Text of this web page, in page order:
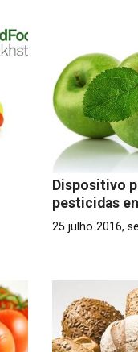
Dispositivo
pesticidas
25 julho 2016,